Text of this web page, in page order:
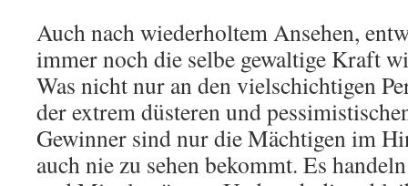
Auch nach wiederholtem Ansehen,
immer noch die selbe gewaltige Kraft
Was nicht nur an den vielschichtigen
der extrem düsteren und
Gewinner sind nur die Mächtigen im
auch nie zu sehen bekommt. Es